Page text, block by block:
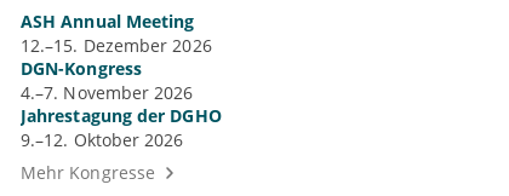
ASH Annual Meeting
12.–15. Dezember 2026
DGN-Kongress
4.–7. November 2026
Jahrestagung der DGHO
9.–12. Oktober 2026
Mehr Kongresse